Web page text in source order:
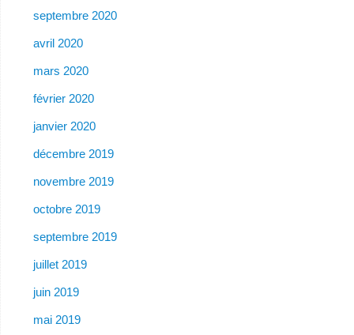
septembre 2020
avril 2020
mars 2020
février 2020
janvier 2020
décembre 2019
novembre 2019
octobre 2019
septembre 2019
juillet 2019
juin 2019
mai 2019